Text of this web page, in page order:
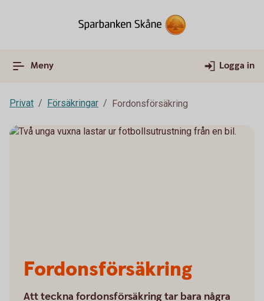
Meny Logga in
Privat Försäkringar Fordonsförsäkring
Fordonsförsäkring
Att teckna fordonsförsäkring tar bara några